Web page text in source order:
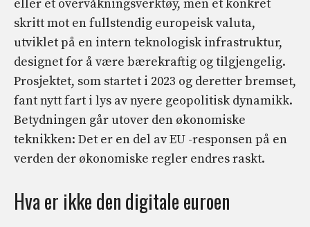
eller et overvåkningsverktøy, men et konkret
skritt mot en fullstendig europeisk valuta,
utviklet på en intern teknologisk infrastruktur,
designet for å være bærekraftig og tilgjengelig.
Prosjektet, som startet i 2023 og deretter bremset,
fant nytt fart i lys av nyere geopolitisk dynamikk.
Betydningen går utover den økonomiske
teknikken: Det er en del av EU -responsen på en
verden der økonomiske regler endres raskt.
Hva er ikke den digitale euroen